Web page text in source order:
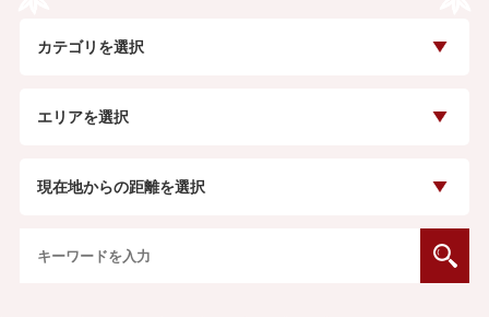
カテゴリを選択
エリアを選択
現在地からの距離を選択